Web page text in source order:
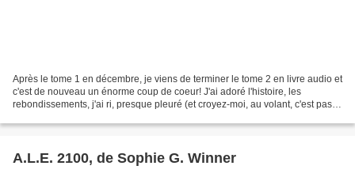
Après le tome 1 en décembre, je viens de terminer le tome 2 en livre audio et
c'est de nouveau un énorme coup de coeur! J'ai adoré l'histoire, les
rebondissements, j'ai ri, presque pleuré (et croyez-moi, au volant, c'est pas
A.L.E. 2100, de Sophie G. Winner